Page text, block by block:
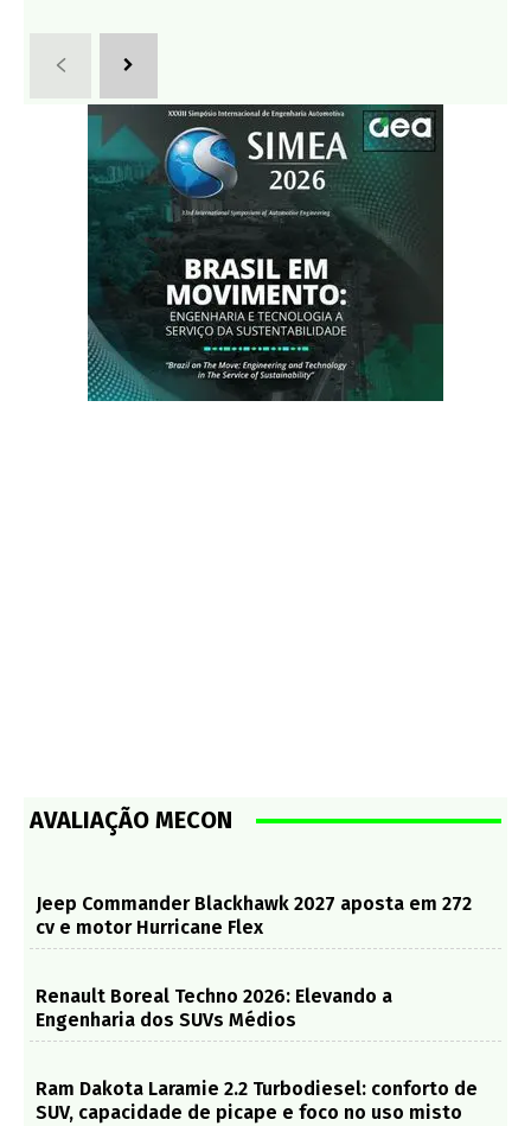
AVALIAÇÃO MECON
Jeep Commander Blackhawk 2027 aposta em 272
cv e motor Hurricane Flex
Renault Boreal Techno 2026: Elevando a
Engenharia dos SUVs Médios
Ram Dakota Laramie 2.2 Turbodiesel: conforto de
SUV, capacidade de picape e foco no uso misto